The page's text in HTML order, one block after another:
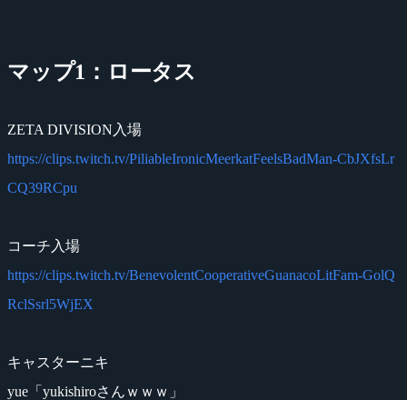
マップ1：ロータス
ZETA DIVISION入場
https://clips.twitch.tv/PiliableIronicMeerkatFeelsBadMan-CbJXfsLr
CQ39RCpu
コーチ入場
https://clips.twitch.tv/BenevolentCooperativeGuanacoLitFam-GolQ
RclSsrl5WjEX
キャスターニキ
yue「yukishiroさんｗｗｗ」